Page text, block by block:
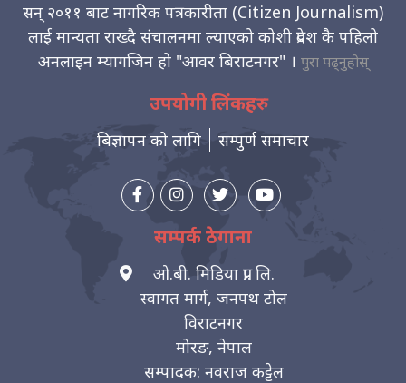
सन् २०११ बाट नागरिक पत्रकारीता (Citizen Journalism)
लाई मान्यता राख्दै संचालनमा ल्याएको कोशी प्रदेश कै पहिलो
अनलाइन म्यागजिन हो "आवर बिराटनगर" । पुरा पढ्नुहोस्
उपयोगी लिंकहरु
बिज्ञापन को लागि सम्पुर्ण समाचार
सम्पर्क ठेगाना
ओ.बी. मिडिया प्रा. लि.
स्वागत मार्ग, जनपथ टोल
विराटनगर
मोरङ, नेपाल
सम्पादक: नवराज कट्टेल